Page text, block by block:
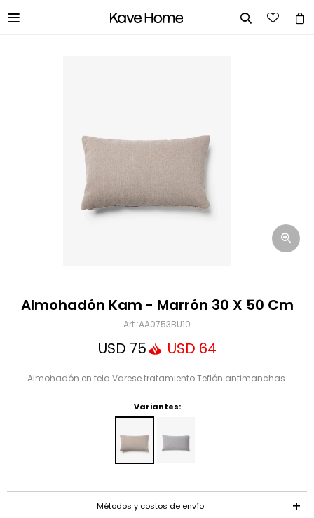
 
Almohadón Kam - Marrón 30 X 50 Cm
AA0753BU10
USD 75 USD 64
Almohadón en tela Varese tratamiento Teflón antimanchas.
Variantes:
Métodos y costos de envío
Correo electrónico